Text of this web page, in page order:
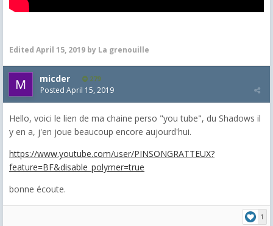
Edited April 15, 2019 by La grenouille
micder 279
Posted April 15, 2019
Hello, voici le lien de ma chaine perso "you tube", du Shadows il
y en a, j'en joue beaucoup encore aujourd'hui.
https://www.youtube.com/user/PINSONGRATTEUX?
feature=BF&disable_polymer=true
bonne écoute.
1